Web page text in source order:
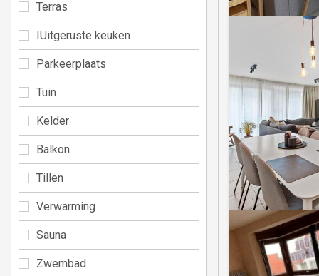
Terras
IUitgeruste keuken
Parkeerplaats
Tuin
Kelder
Balkon
Tillen
Verwarming
Sauna
Zwembad